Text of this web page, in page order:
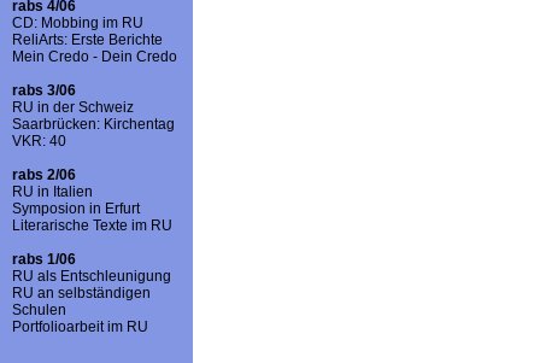
rabs 4/06
CD: Mobbing im RU
ReliArts: Erste Berichte
Mein Credo - Dein Credo
rabs 3/06
RU in der Schweiz
Saarbrücken: Kirchentag
VKR: 40
rabs 2/06
RU in Italien
Symposion in Erfurt
Literarische Texte im RU
rabs 1/06
RU als Entschleunigung
RU an selbständigen
Schulen
Portfolioarbeit im RU